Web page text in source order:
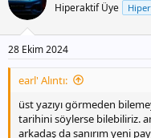
Hiperaktif Üye
28 Ekim 2024
earl' Alıntı:
üst yazıyı görmeden
tarihini söylerse bilebiliriz.
arkadaş da sanırım yeni